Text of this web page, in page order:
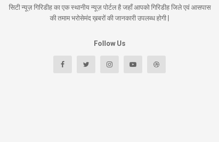
सिटी न्यूज़ गिरिडीह का एक स्थानीय न्यूज़ पोर्टल है जहाँ आपको गिरिडीह जिले एवं आसपास
की तमाम भरोसेमंद ख़बरों की जानकारी उपलब्ध होगी |
Follow Us